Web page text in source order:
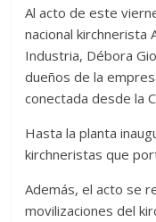
Al acto de este
nacional kirchnerista
Industria, Débora
dueños de la
conectada desde la
Hasta la planta
kirchneristas que
Además, el acto se
movilizaciones del